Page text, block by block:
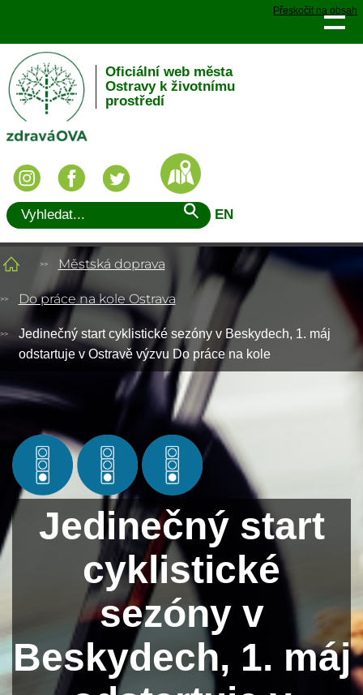
Přeskočit na obsah
Oficiální web města
Ostravy k životnímu
prostředí
EN
Městská doprava
Do práce na kole Ostrava
Jedinečný start cyklistické sezóny v Beskydech, 1. máj
odstartuje v Ostravě výzvu Do práce na kole
Jedinečný start
cyklistické
sezóny v
Beskydech, 1. máj